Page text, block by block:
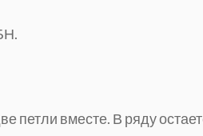
петли вместе. В ряду